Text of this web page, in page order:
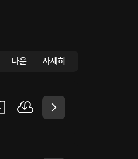
다운 자세히